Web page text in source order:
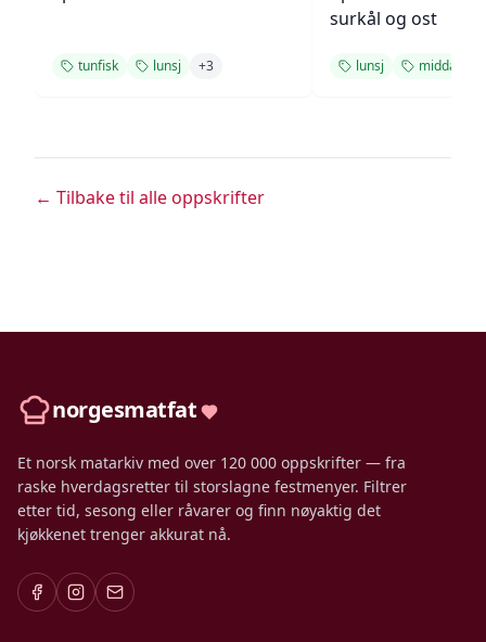
tunfisk lunsj +3
surkål og ost
lunsj middag
← Tilbake til alle oppskrifter
norgesmatfat
Et norsk matarkiv med over 120 000 oppskrifter — fra
raske hverdagsretter til storslagne festmenyer. Filtrer
etter tid, sesong eller råvarer og finn nøyaktig det
kjøkkenet trenger akkurat nå.